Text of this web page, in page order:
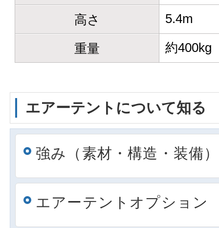
高さ 5.4m
重量 約400kg
エアーテントについて知る
強み （ 素材 ・構造 ・ 装備）
エアーテントオプション